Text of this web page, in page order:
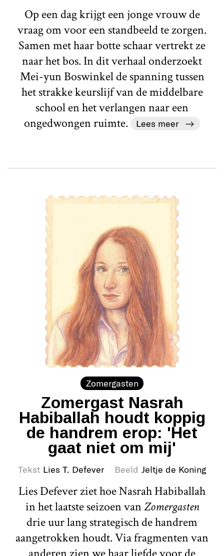
Op een dag krijgt een jonge vrouw de
vraag om voor een standbeeld te zorgen.
Samen met haar botte schaar vertrekt ze
naar het bos. In dit verhaal onderzoekt
Mei-yun Boswinkel de spanning tussen
het strakke keurslijf van de middelbare
school en het verlangen naar een
ongedwongen ruimte.
Lees meer
Zomergasten
Zomergast Nasrah
Habiballah houdt koppig
de handrem erop: 'Het
gaat niet om mij'
Tekst Lies T. Defever Beeld Jeltje de Koning
Lies Defever ziet hoe Nasrah Habiballah
in het laatste seizoen vanZomergasten
drie uur lang strategisch de handrem
aangetrokken houdt. Via fragmenten van